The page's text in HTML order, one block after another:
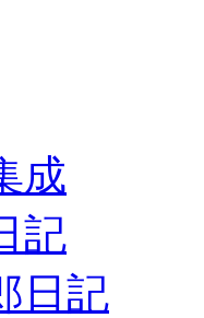
成
記
日記